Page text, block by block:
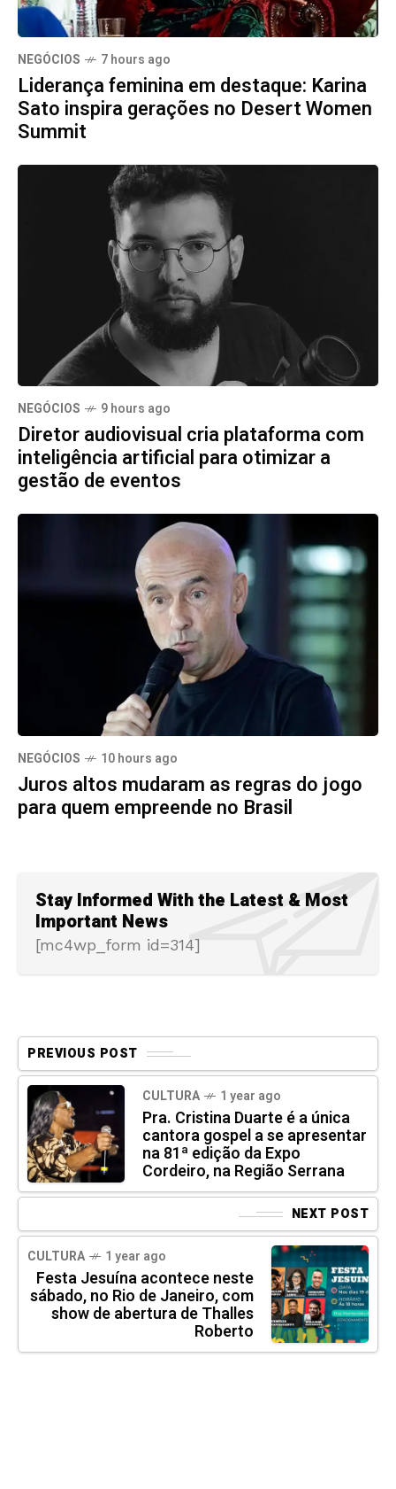
NEGÓCIOS 7 hours ago
Liderança feminina em destaque: Karina
Sato inspira gerações no Desert Women
Summit
NEGÓCIOS 9 hours ago
Diretor audiovisual cria plataforma com
inteligência artificial para otimizar a
gestão de eventos
NEGÓCIOS 10 hours ago
Juros altos mudaram as regras do jogo
para quem empreende no Brasil
Stay Informed With the Latest & Most
Important News
[mc4wp_form id=314]
PREVIOUS POST
CULTURA 1 year ago
Pra. Cristina Duarte é a única
cantora gospel a se apresentar
na 81ª edição da Expo
Cordeiro, na Região Serrana
NEXT POST
CULTURA 1 year ago
Festa Jesuína acontece neste
sábado, no Rio de Janeiro, com
show de abertura de Thalles
Roberto